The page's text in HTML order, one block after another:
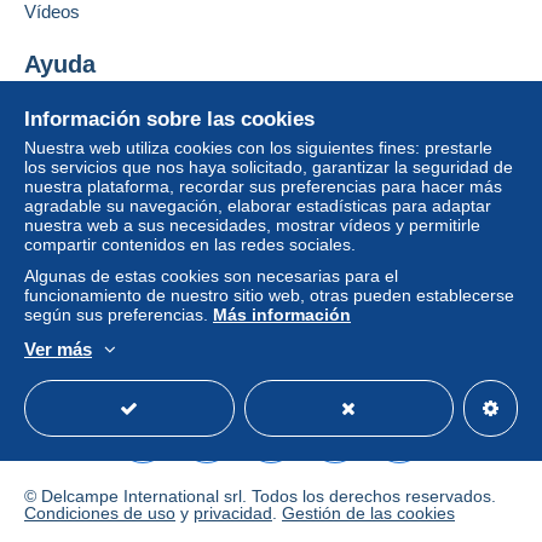
Esta zona incluyeun país.
Modo de envío
Pago por:
Carta (tamaño normal)
1,87 €
Identific
Registr
Condiciones de pago:
Todos los pagos se realizan a través de la página web
de Delcampe. Según las posibilidades ofrecidas por el
vendedor, puede utilizarPayPal, añadir unatarjeta de
crédito/débitoo realizar unatransferencia a su saldo.
No se realizan pagos por cheque o transferencia
Información sobre las cookies
Nuestra web utiliza cookies con los siguientes fines: prestarle
los servicios que nos haya solicitado, garantizar la seguridad de
nuestra plataforma, recordar sus preferencias para hacer más
agradable su navegación, elaborar estadísticas para adaptar
nuestra web a sus necesidades, mostrar vídeos y permitirle
compartir contenidos en las redes sociales.
Algunas de estas cookies son necesarias para el
funcionamiento de nuestro sitio web, otras pueden establecerse
según sus preferencias. Más información
Ver más
Vídeos
Ayuda
Comprar en Delcampe
Vender en Delcampe
Una página securizada
© Delcampe International srl. Todos los derechos reservados.
Condiciones de uso y privacidad Gestión de las cookies